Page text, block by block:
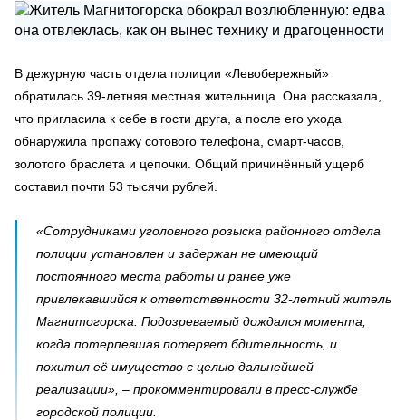
В дежурную часть отдела полиции «Левобережный»
обратилась 39-летняя местная жительница. Она рассказала,
что пригласила к себе в гости друга, а после его ухода
обнаружила пропажу сотового телефона, смарт-часов,
золотого браслета и цепочки. Общий причинённый ущерб
составил почти 53 тысячи рублей.
«Сотрудниками уголовного розыска районного отдела
полиции установлен и задержан не имеющий
постоянного места работы и ранее уже
привлекавшийся к ответственности 32-летний житель
Магнитогорска. Подозреваемый дождался момента,
когда потерпевшая потеряет бдительность, и
похитил её имущество с целью дальнейшей
реализации», – прокомментировали в пресс-службе
городской полиции.